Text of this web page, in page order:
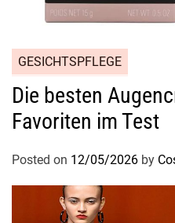
GESICHTSPFLEGE
Die besten
Favoriten im Test
Posted on 12/05/2026 by